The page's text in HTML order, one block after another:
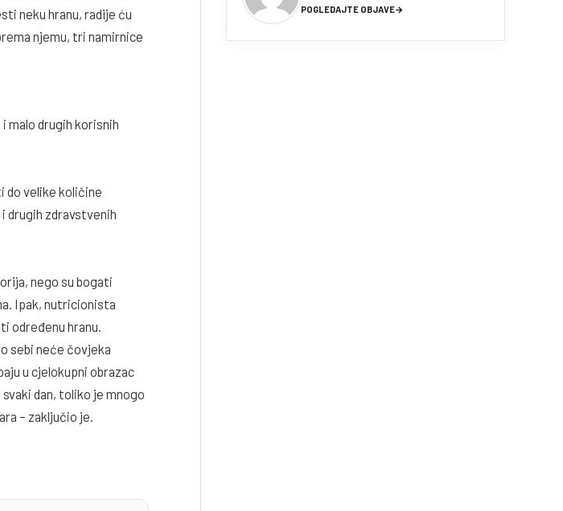
neku hranu, radije ću
njemu, tri namirnice
malo drugih korisnih
do velike količine
drugih zdravstvenih
nego su bogati
Ipak, nutricionista
određenu hranu.
sebi neće čovjeka
u cjelokupni obrazac
dan, toliko je mnogo
– zaključio je.
POGLEDAJTE OBJAVE→